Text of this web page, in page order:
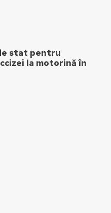
stat pentru
la motorină în